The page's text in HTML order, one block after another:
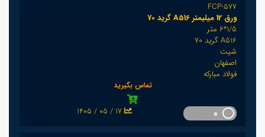
FCP-577
ورق 12 میلیمتر A516 گرید 70
1/5*6 متر
A516 گرید 70
شیت
اصفهان
فولاد مبارکه
تماس بگیرید
1405 / 05 / 17